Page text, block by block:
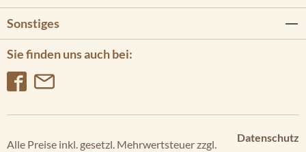
Sie finden uns auch bei:
Sonstiges
Datenschutz
Alle Preise inkl. gesetzl. Mehrwertsteuer zzgl.